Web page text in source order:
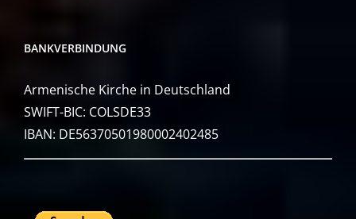
BANKVERBINDUNG
Armenische Kirche in Deutschland
SWIFT-BIC: COLSDE33
IBAN: DE56370501980002402485